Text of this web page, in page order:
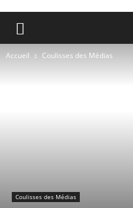
Accueil Coulisses des Médias
Coulisses des Médias